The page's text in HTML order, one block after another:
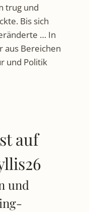
trug und
Bis sich
… In
aus Bereichen
und Politik
auf
und